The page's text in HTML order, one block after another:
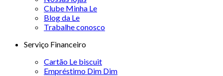
Clube Minha Le
Blog da Le
Trabalhe conosco
Serviço Financeiro
Cartão Le biscuit
Empréstimo Dim Dim